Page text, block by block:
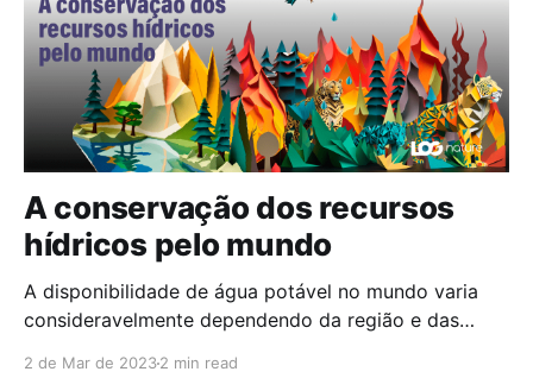
A conservação dos recursos
hídricos pelo mundo
A disponibilidade de água potável no mundo varia
consideravelmente dependendo da região e das
2 de Mar de 20232 min read